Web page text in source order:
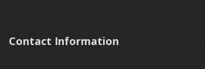
Contact Information